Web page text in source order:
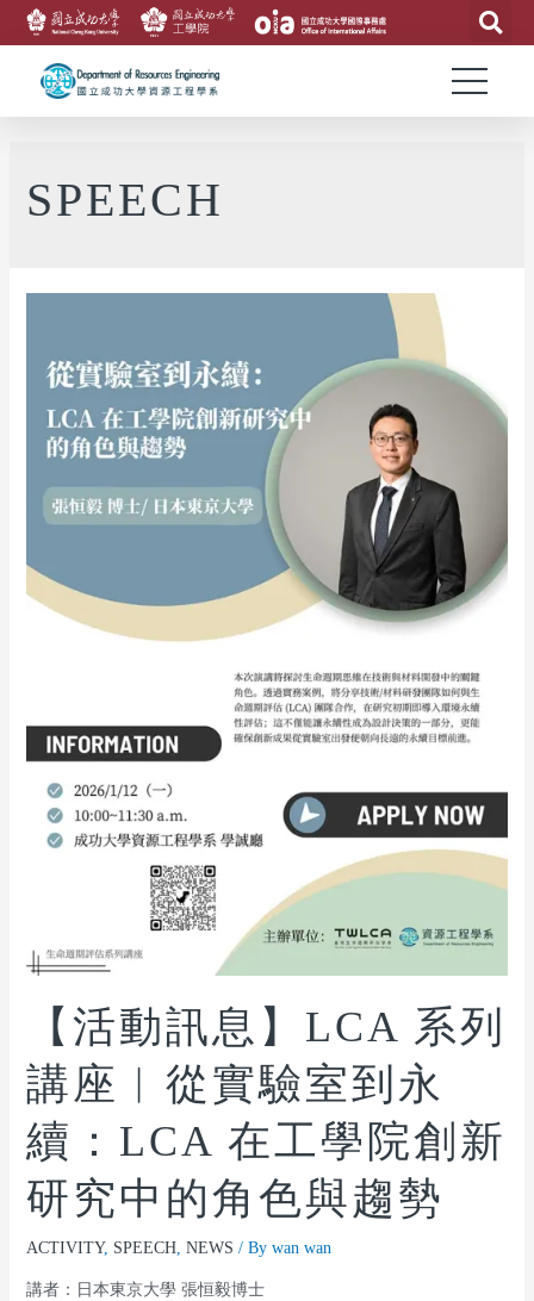
SPEECH
【活動訊息】LCA 系列
講座︱從實驗室到永
續：LCA 在工學院創新
研究中的角色與趨勢
ACTIVITY, SPEECH, NEWS / By wan wan
講者：日本東京大學 張恒毅博士